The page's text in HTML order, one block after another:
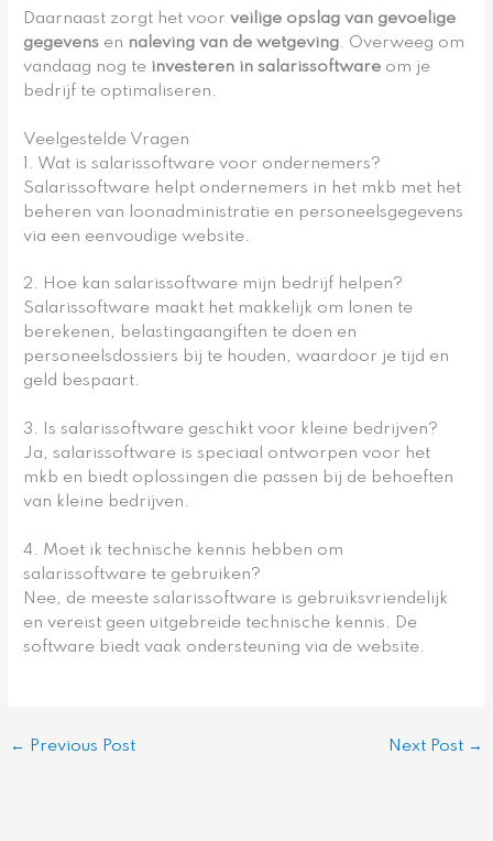
Daarnaast zorgt het voorveilige opslag van gevoelige
gegevens en naleving van de wetgeving. Overweeg om
vandaag nog te investeren in salarissoftware om je
bedrijf te optimaliseren.
Veelgestelde Vragen
1. Wat is salarissoftware voor ondernemers?
Salarissoftware helpt ondernemers in het mkb met het
beheren van loonadministratie en personeelsgegevens
via een eenvoudige website.
2. Hoe kan salarissoftware mijn bedrijf helpen?
Salarissoftware maakt het makkelijk om lonen te
berekenen, belastingaangiften te doen en
personeelsdossiers bij te houden, waardoor je tijd en
geld bespaart.
3. Is salarissoftware geschikt voor kleine bedrijven?
Ja, salarissoftware is speciaal ontworpen voor het
mkb en biedt oplossingen die passen bij de behoeften
van kleine bedrijven.
4. Moet ik technische kennis hebben om
salarissoftware te gebruiken?
Nee, de meeste salarissoftware is gebruiksvriendelijk
en vereist geen uitgebreide technische kennis. De
software biedt vaak ondersteuning via de website.
← Previous Post Next Post →